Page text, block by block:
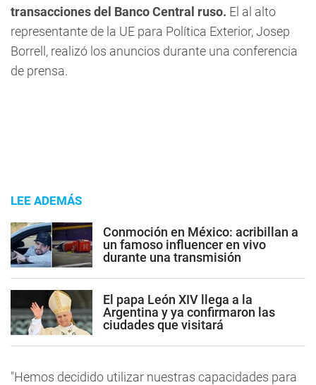
transacciones del Banco Central ruso. El al alto
representante de la UE para Política Exterior, Josep
Borrell, realizó los anuncios durante una conferencia
de prensa.
LEE ADEMÁS
Conmoción en México: acribillan a
un famoso influencer en vivo
durante una transmisión
El papa León XIV llega a la
Argentina y ya confirmaron las
ciudades que visitará
"Hemos decidido utilizar nuestras capacidades para